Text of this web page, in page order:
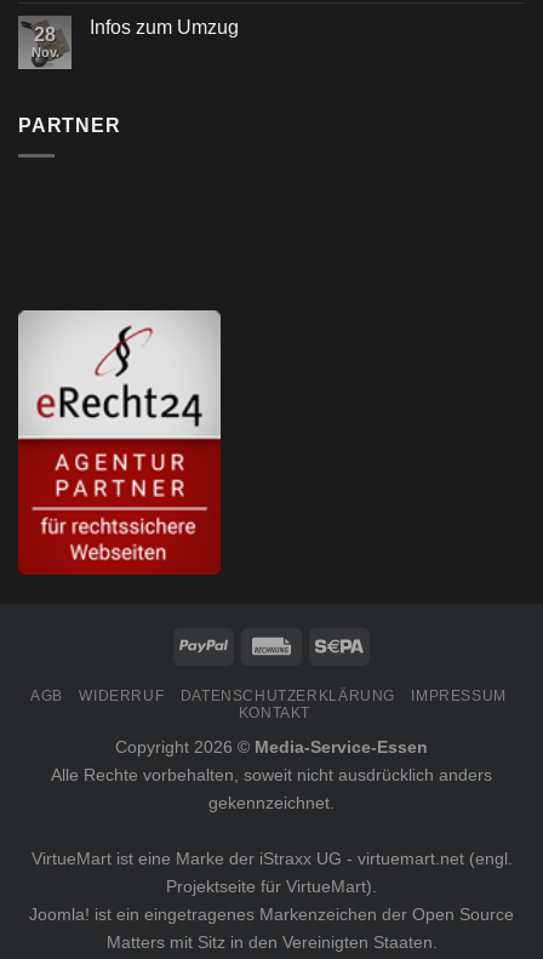
28
Nov.
Infos zum Umzug
PARTNER
AGB WIDERRUF DATENSCHUTZERKLÄRUNG
IMPRESSUM
KONTAKT
Copyright 2026 © Media-Service-Essen
Alle Rechte vorbehalten, soweit nicht ausdrücklich anders
gekennzeichnet.
VirtueMart ist eine Marke der iStraxx UG - virtuemart.net(engl.
Projektseite für VirtueMart).
Joomla! ist ein eingetragenes Markenzeichen der Open Source
Mattersmit Sitz in den Vereinigten Staaten.